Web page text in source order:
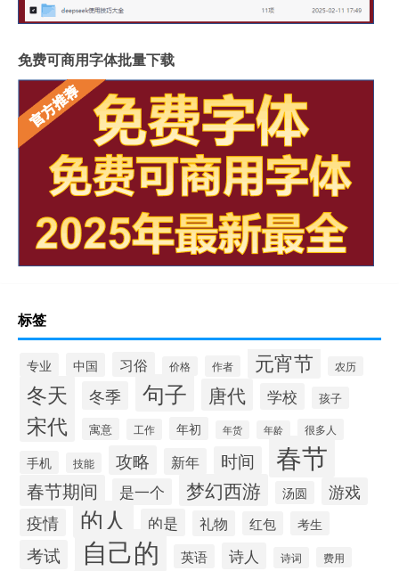
免费可商用字体批量下载
标签
专业 中国 习俗 价格 作者 元宵节 农历
冬天 冬季 句子 唐代 学校 孩子
宋代 寓意 工作 年初 年货 年龄 很多人
手机 技能 攻略 新年 时间 春节
春节期间 是一个 梦幻西游 汤圆
游戏
疫情
的人 的是 礼物 红包 考生
考试 自己的 英语 诗人 诗词 费用